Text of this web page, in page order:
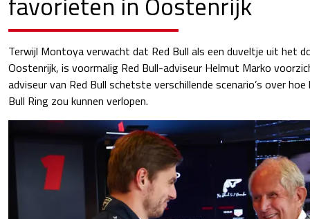
Terwijl Montoya verwacht dat Red Bull als een duveltje uit het
Oostenrijk, is voormalig Red Bull-adviseur Helmut Marko
adviseur van Red Bull schetste verschillende scenario’s over
Bull Ring zou kunnen verlopen.